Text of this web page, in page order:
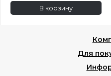
В корзину
Для